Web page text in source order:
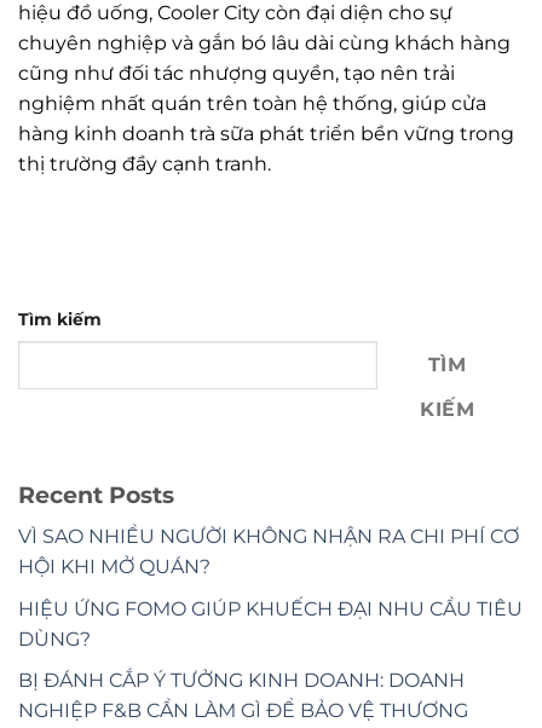
hiệu đồ uống, Cooler City còn đại diện cho sự
chuyên nghiệp và gắn bó lâu dài cùng khách hàng
cũng như đối tác nhượng quyền, tạo nên trải
nghiệm nhất quán trên toàn hệ thống, giúp cửa
hàng kinh doanh trà sữa phát triển bền vững trong
thị trường đầy cạnh tranh.
Tìm kiếm
TÌM
KIẾM
Recent Posts
VÌ SAO NHIỀU NGƯỜI KHÔNG NHẬN RA CHI PHÍ CƠ
HỘI KHI MỞ QUÁN?
HIỆU ỨNG FOMO GIÚP KHUẾCH ĐẠI NHU CẦU TIÊU
DÙNG?
BỊ ĐÁNH CẮP Ý TƯỞNG KINH DOANH: DOANH
NGHIỆP F&B CẦN LÀM GÌ ĐỂ BẢO VỆ THƯƠNG